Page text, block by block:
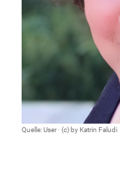
Quelle: User · (c) by Katrin Faludi